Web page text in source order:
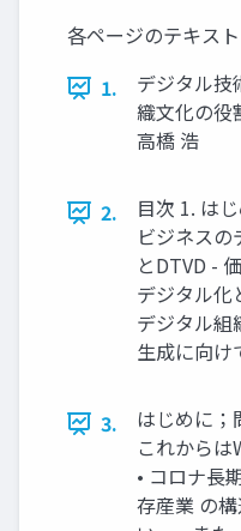
各ページのテキスト
1.
デジタル技
織文化の
高橋 浩
2.
目次 1. は
ビジネス
とDTVD -
デジタル化
デジタル組
生成に向け
3.
はじめに；
これからは
• コロナ長
存産業 の